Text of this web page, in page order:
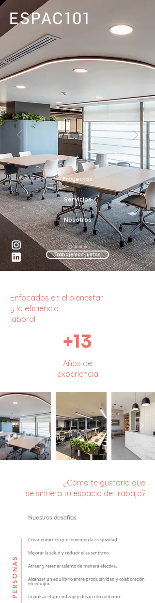
Proyectos
Servicios
Nosotros
Trabajemos juntos
Enfocados en el bienestar
y la eficiencia
laboral
+13
Años de
experiencia
¿Cómo te gustaría que
se sintiera tu espacio de trabajo?
Nuestros desafíos
Crear entornos que fomenten la creatividad.
Mejorar la salud y reducir el ausentismo.
Atraer y retener talento de manera efectiva.
Alcanzar un equilibrio entre productividad y colaboración
en equipo.
Impulsar el aprendizaje y desarrollo continuo.
PERSONAS